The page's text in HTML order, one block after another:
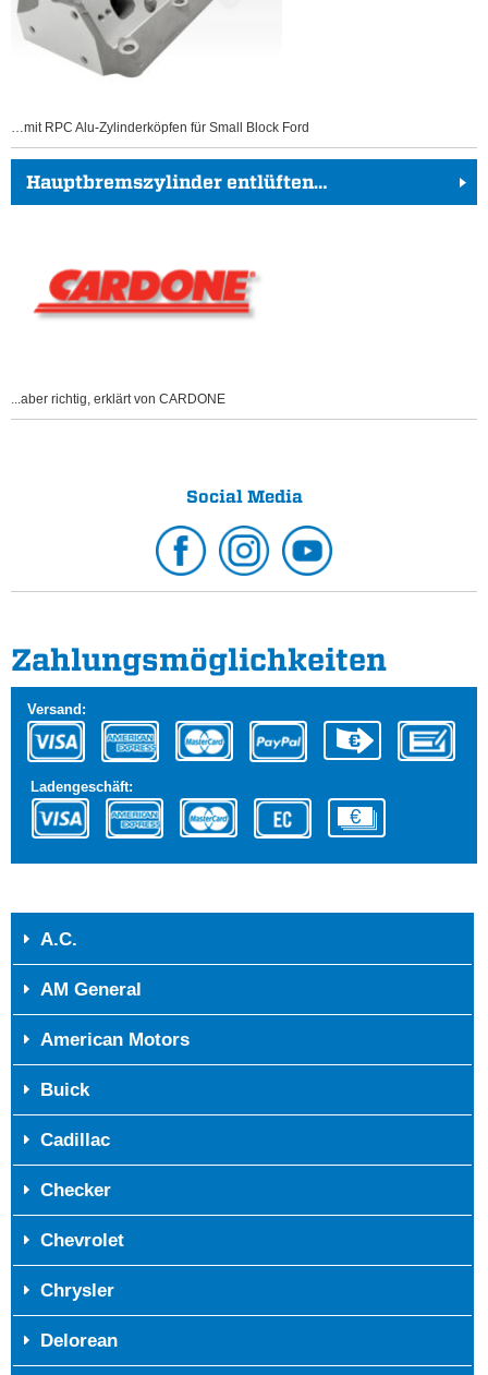
…mit RPC Alu-Zylinderköpfen für Small Block Ford
Hauptbremszylinder entlüften…
...aber richtig, erklärt von CARDONE
Social Media
Zahlungs­möglichkeiten
Versand:
Ladengeschäft:
A.C.
AM General
American Motors
Buick
Cadillac
Checker
Chevrolet
Chrysler
Delorean